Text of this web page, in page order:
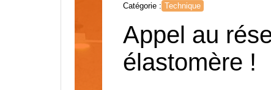
Catégorie : Technique
Appel au
élastomère !